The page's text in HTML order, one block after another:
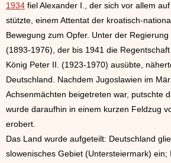
1934 fiel Alexander I., der sich vor allem
stützte, einem Attentat der kroatisch-
Bewegung zum Opfer. Unter der
(1893-1976), der bis 1941 die
König Peter II. (1923-1970) ausübte,
Deutschland. Nachdem Jugoslawien im
Achsenmächten beigetreten war, putschte
wurde daraufhin in einem kurzen Feldzug
erobert.
Das Land wurde aufgeteilt: Deutschland
slowenisches Gebiet (Untersteiermark) ein;